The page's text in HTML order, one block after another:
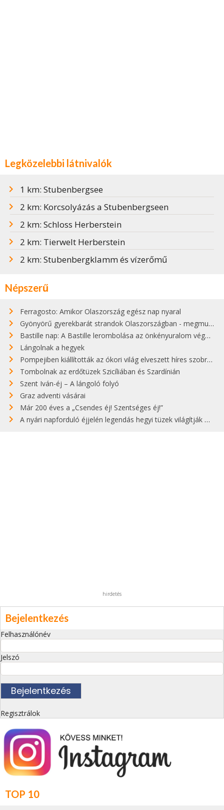
Legközelebbi látnivalók
1 km: Stubenbergsee
2 km: Korcsolyázás a Stubenbergseen
2 km: Schloss Herberstein
2 km: Tierwelt Herberstein
2 km: Stubenbergklamm és vízerőmű
Népszerű
Ferragosto: Amikor Olaszország egész nap nyaral
Gyönyörű gyerekbarát strandok Olaszországban - megmutatjuk a 15 legjobbat
Bastille nap: A Bastille lerombolása az önkényuralom végét jelentette
Lángolnak a hegyek
Pompejiben kiállították az ókori világ elveszett híres szobrának másolatát
Tombolnak az erdőtüzek Szicíliában és Szardínián
Szent Iván-éj – A lángoló folyó
Graz adventi vásárai
Már 200 éves a „Csendes éj! Szentséges éj!”
A nyári napforduló éjjelén legendás hegyi tüzek világítják meg Zugspitzét
hirdetés
Bejelentkezés
Felhasználónév
Jelszó
Regisztrálok
TOP 10